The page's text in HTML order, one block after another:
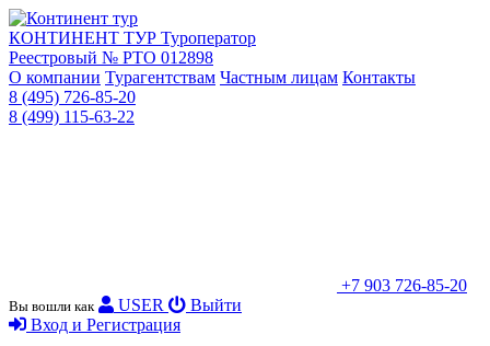
КОНТИНЕНТ ТУР Туроператор
Реестровый № РТО 012898
О компании Турагентствам Частным лицам Контакты
8 (495) 726-85-20
8 (499) 115-63-22
+7 903 726-85-20
Вы вошли как USER
Выйти
Вход и Регистрация